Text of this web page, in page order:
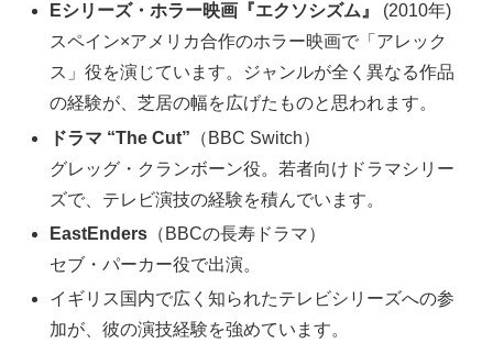
Eシリーズ・ホラー映画『エクソシズム』
(2010年)
スペイン×アメリカ合作のホラー映画で「アレック
ス」役を演じています。ジャンルが全く異なる作品
の経験が、芝居の幅を広げたものと思われます。
ドラマ “The Cut” （BBC Switch）
グレッグ・クランボーン役。若者向けドラマシリー
ズで、テレビ演技の経験を積んでいます。
EastEnders （BBCの長寿ドラマ）
セブ・パーカー役で出演。
イギリス国内で広く知られたテレビシリーズへの参
加が、彼の演技経験を強めています。